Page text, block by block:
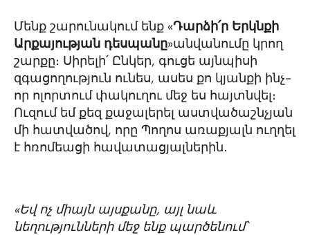
Մենք շարունակում ենք «Դարձի՛ր Երկնքի
Արքայության դեսպանը»անվանումը կրող
շարքը։ Սիրելի՛ Ընկեր, գուցե այնպիսի
զգացողություն ունես, ասես քո կյանքի ինչ-
որ ոլորտում փակուղու մեջ ես հայտնվել։
Ուզում եմ քեզ քաջալերել աստվածաշնչյան
մի հատվածով, որը Պողոս առաքյալն ուղղել
է հռոմեացի հավատացյալներին․
«Եվ ոչ միայն այսքանը, այլ նաև
նեղությունների մեջ ենք պարծենում՝